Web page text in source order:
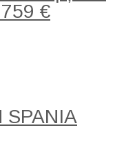
€
SPANIA